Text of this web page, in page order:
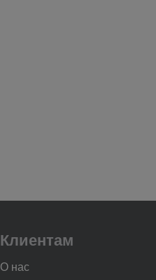
Клиентам
О нас